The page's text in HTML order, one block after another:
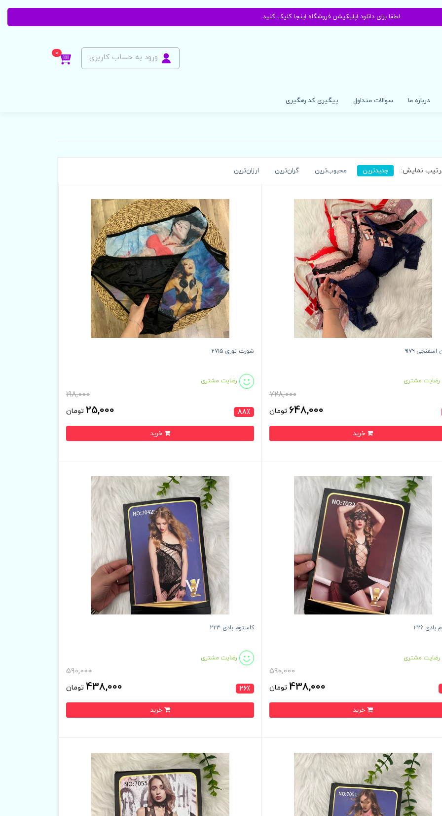
لطفا برای دانلود اپلیکیشن فروشگاه اینجا کلیک کنید
ورود به حساب کاربری 0
درباره ما سوالات متداول پیگیری کد رهگیری
نمایش: جدیدترین محبوب‌ترین گران‌ترین ارزان‌ترین
۹۱۷۹
رضایت مشتری
728,000
648,000 تومان
خرید
88٪
شورت توری ۲۷۱۵
رضایت مشتری
198,000
25,000 تومان
خرید
۲۲۶
رضایت مشتری
590,000
438,000 تومان
خرید
26٪
کاستوم بادی ۲۲۳
رضایت مشتری
590,000
438,000 تومان
خرید